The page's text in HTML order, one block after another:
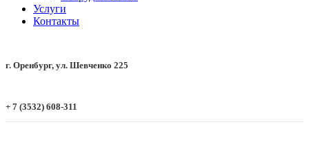
Услуги
Контакты
г. Оренбург, ул. Шевченко 225
+ 7 (3532) 608-311